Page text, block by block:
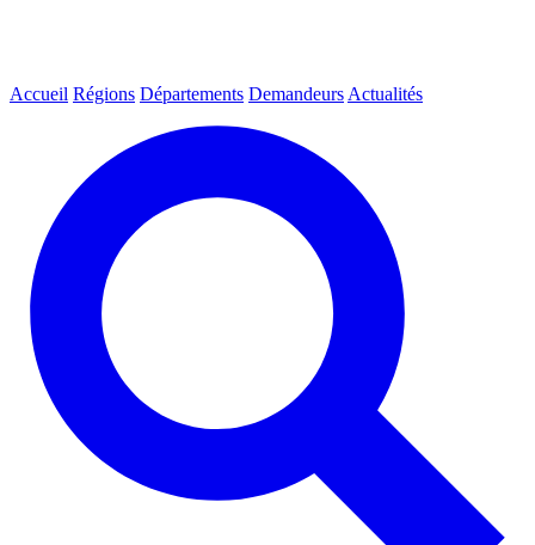
Accueil Régions Départements Demandeurs Actualités